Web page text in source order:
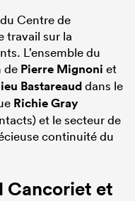
Centre de
travail sur la
L’ensemble du
de Pierre Mignoni et
Bastareauddans le
Richie Gray
et le secteur de
continuité du
Cancoriet et